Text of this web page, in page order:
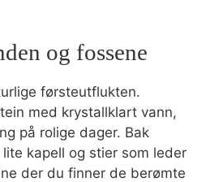
og fossene
førsteutflukten.
med krystallklart vann,
på rolige dager. Bak
kapell og stier som leder
der du finner de berømte